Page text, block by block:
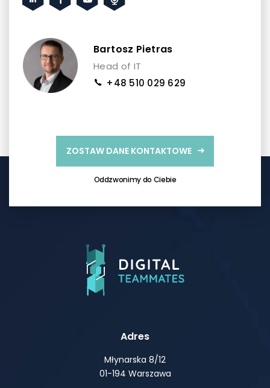
Bartosz Pietras
Head of IT
+48 510 029 629
ZOSTAW DANE KONTAKTOWE
Oddzwonimy do Ciebie
Adres
Młynarska 8/12
01-194 Warszawa